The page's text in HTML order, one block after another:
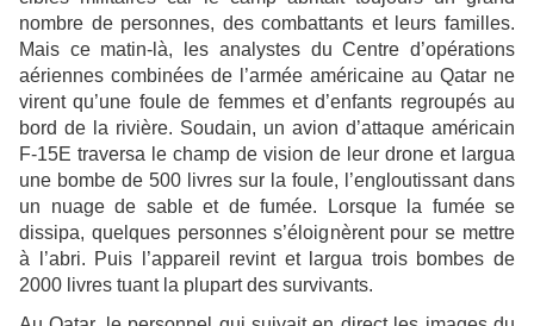
nombre de personnes, des combattants et leurs familles.
Mais ce matin-là, les analystes du Centre d’opérations
aériennes combinées de l’armée américaine au Qatar ne
virent qu’une foule de femmes et d’enfants regroupés au
bord de la rivière. Soudain, un avion d’attaque américain
F-15E traversa le champ de vision de leur drone et largua
une bombe de 500 livres sur la foule, l’engloutissant dans
un nuage de sable et de fumée. Lorsque la fumée se
dissipa, quelques personnes s’éloignèrent pour se mettre
à l’abri. Puis l’appareil revint et largua trois bombes de
2000 livres tuant la plupart des survivants.